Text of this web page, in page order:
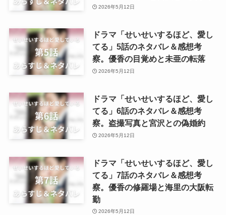
2026年5月12日
ドラマ「せいせいするほど、愛し
てる」5話のネタバレ＆感想考
察。優香の目覚めと未亜の転落
2026年5月12日
ドラマ「せいせいするほど、愛し
てる」6話のネタバレ＆感想考
察。盗撮写真と宮沢との偽婚約
2026年5月12日
ドラマ「せいせいするほど、愛し
てる」7話のネタバレ＆感想考
察。優香の修羅場と海里の大阪転
勤
2026年5月12日